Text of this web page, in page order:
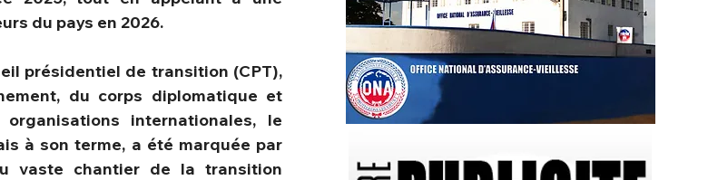
du pays en 2026.
présidentiel de transition (CPT),
du corps diplomatique et
internationales, le
à son terme, a été marquée par
vaste chantier de la transition